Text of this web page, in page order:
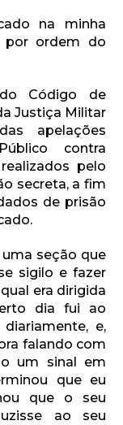
na minha
por ordem do
Código de
Justiça Militar
apelações
contra
pelo
secreta, a fim
de prisão
seção que
sigilo e fazer
era dirigida
dia fui ao
e,
falando com
um sinal em
que eu
que o seu
ao seu